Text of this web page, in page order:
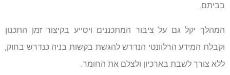
בביתם.
המהלך יקל גם על ציבור המתכננים ויסייע בקיצור זמן התכנון
וקבלת המידע הרלוונטי הנדרש להגשת בקשות בניה כנדרש בחוק,
ללא צורך לשבת בארכיון ולצלם את החומר.